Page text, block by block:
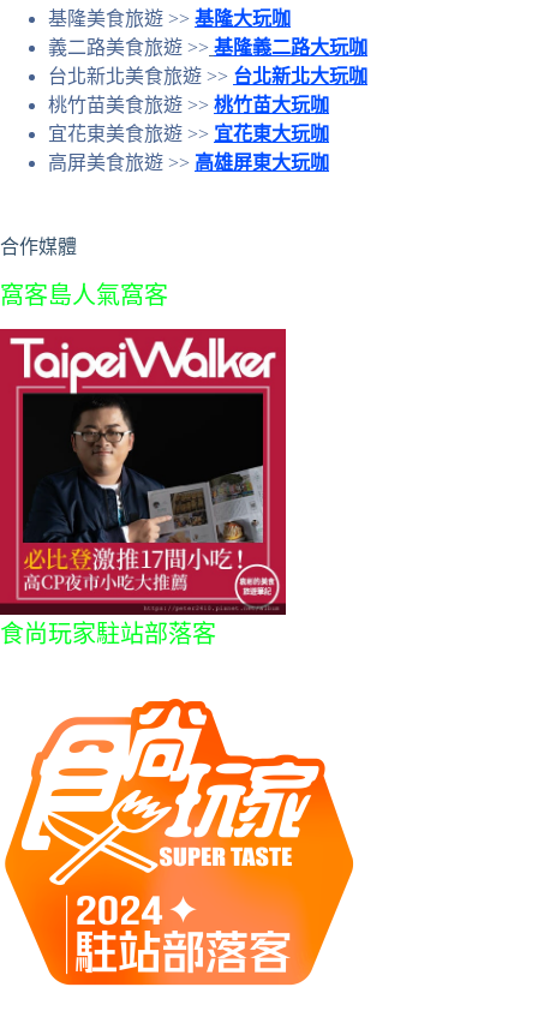
基隆美食旅遊 >> 基隆大玩咖
義二路美食旅遊 >> 基隆義二路大玩咖
台北新北美食旅遊 >> 台北新北大玩咖
桃竹苗美食旅遊 >> 桃竹苗大玩咖
宜花東美食旅遊 >> 宜花東大玩咖
高屏美食旅遊 >> 高雄屏東大玩咖
合作媒體
窩客島人氣窩客
食尚玩家駐站部落客